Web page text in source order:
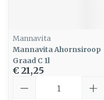
Mannavita
Mannavita Ahornsiroop
Graad C 1l
€ 21,25